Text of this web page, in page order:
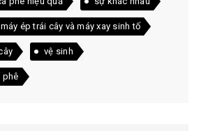
ép trái cây và máy xay sinh tố
vệ sinh
phê